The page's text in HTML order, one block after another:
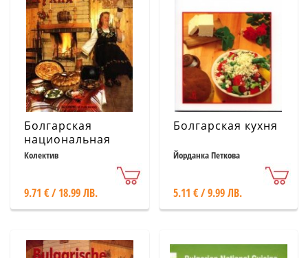
Болгарская
национальная
кухня/ тв.к.
Колектив
9.71 € / 18.99 ЛВ.
Болгарская кухня
Йорданка Петкова
5.11 € / 9.99 ЛВ.